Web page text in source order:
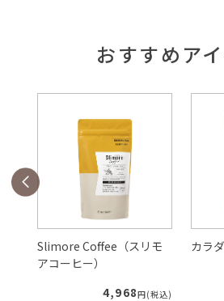
おすすめア
Slimore Coffee（スリモ
アコーヒー）
4,968円(税込)
カラ